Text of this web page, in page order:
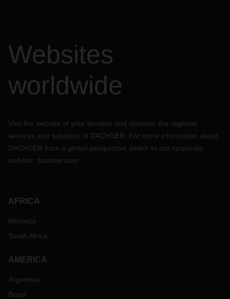
Websites
worldwide
Visit the website of your location and discover the regional
services and solutions of DACHSER. For more information about
DACHSER from a global perspective switch to our corporate
website: dachser.com
AFRICA
Morocco
South Africa
AMERICA
Argentina
Brazil